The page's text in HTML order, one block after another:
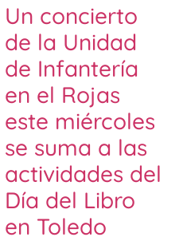
Un concierto
de la Unidad
de Infantería
en el Rojas
este miércoles
se suma a las
actividades del
Día del Libro
en Toledo